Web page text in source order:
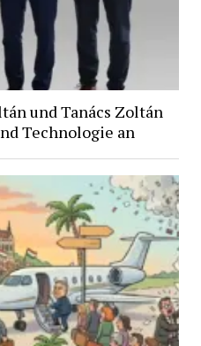
und Tanács Zoltán
Technologie an